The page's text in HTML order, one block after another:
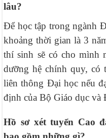
lâu?
Để học tập trong ngành
khoảng thời gian là 3
thí sinh sẽ có cho mình
dưỡng hệ chính quy, có
liên thông Đại học nếu
định của Bộ Giáo dục và
Hồ sơ xét tuyển Cao